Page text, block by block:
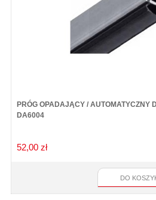
PRÓG OPADAJĄCY / AUTOMATYCZNY
DA6004
52,00 zł
DO